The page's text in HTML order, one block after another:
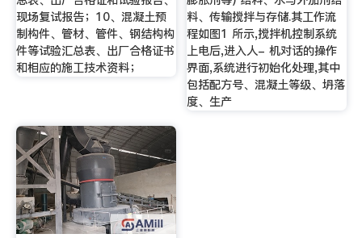
现场复试报告；10、混凝土预
制构件、管材、管件、钢结构构
件等试验汇总表、出厂合格证书
和相应的施工技术资料；
料、传输搅拌与存储.其工作流
程如图1 所示,搅拌机控制系统
上电后,进入人- 机对话的操作
界面,系统进行初始化处理,其中
包括配方号、混凝土等级、坍落
度、生产